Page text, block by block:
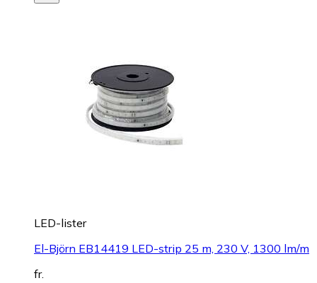
LED-lister
El-Björn EB14419 LED-strip 25 m, 230 V, 1300 lm/m
fr.